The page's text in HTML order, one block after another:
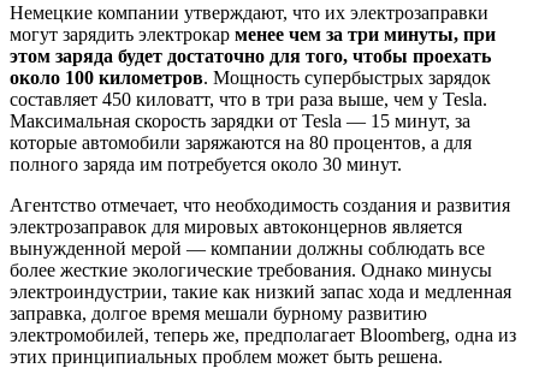
Немецкие компании утверждают, что их электрозаправки
могут зарядить электрокар менее чем за три минуты, при
этом заряда будет достаточно для того, чтобы проехать
около 100 километров. Мощность супербыстрых зарядок
составляет 450 киловатт, что в три раза выше, чем у Tesla.
Максимальная скорость зарядки от Tesla — 15 минут, за
которые автомобили заряжаются на 80 процентов, а для
полного заряда им потребуется около 30 минут.
Агентство отмечает, что необходимость создания и развития
электрозаправок для мировых автоконцернов является
вынужденной мерой — компании должны соблюдать все
более жесткие экологические требования. Однако минусы
электроиндустрии, такие как низкий запас хода и медленная
заправка, долгое время мешали бурному развитию
электромобилей, теперь же, предполагает Bloomberg, одна из
этих принципиальных проблем может быть решена.